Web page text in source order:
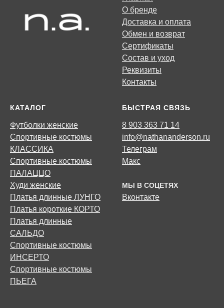
О бренде
Доставка и оплата
Обмен и возврат
Сертификаты
Состав и уход
Реквизиты
Контакты
КАТАЛОГ
Футболки женские
Спортивные костюмы
КЛАССИКА
Спортивные костюмы
ПАЛАЦЦО
Худи женские
Платья длинные ЛУНГО
Платья короткие КОРТО
Платья длинные
САЛЬДО
Спортивные костюмы
ИНСЕРТО
Спортивные костюмы
ПЬЕГА
БЫСТРАЯ СВЯЗЬ
8 903 363 71 14
info@nathananderson.ru
Телеграм
Макс
МЫ В СОЦЕТЯХ
Вконтакте